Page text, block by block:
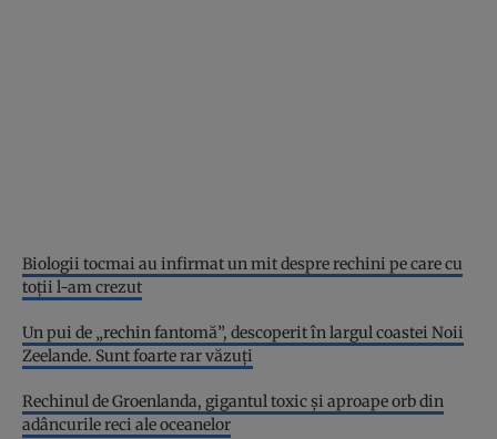
Biologii tocmai au infirmat un mit despre rechini pe care cu
toții l-am crezut
Un pui de „rechin fantomă”, descoperit în largul coastei Noii
Zeelande. Sunt foarte rar văzuți
Rechinul de Groenlanda, gigantul toxic și aproape orb din
adâncurile reci ale oceanelor